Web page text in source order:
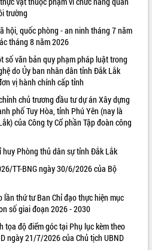
trường
hội, quốc phòng - an ninh tháng 7 năm
tháng 8 năm 2026
số văn bản quy phạm pháp luật trong
do Ủy ban nhân dân tỉnh Đắk Lắk
vị hành chính cấp tỉnh
chủ trương đầu tư dự án Xây dựng
phố Tuy Hòa, tỉnh Phú Yên (nay là
của Công ty Cổ phần Tập đoàn công
huy Phòng thủ dân sự tỉnh Đắk Lắk
TT-BNG ngày 30/6/2026 của Bộ
lần thứ tư Ban Chỉ đạo thực hiện mục
số giai đoạn 2026 - 2030
tọa độ điểm góc tại Phụ lục kèm theo
ngày 21/7/2026 của Chủ tịch UBND